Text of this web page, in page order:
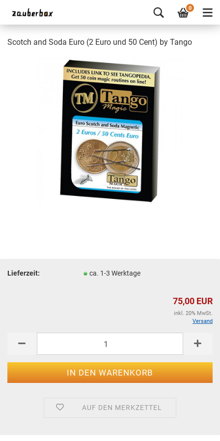
0
Scotch and Soda Euro (2 Euro und 50 Cent) by Tango
Lieferzeit: ca. 1-3 Werktage
75,00 EUR
inkl. 20% MwSt.
Versand
AUF DEN MERKZETTEL